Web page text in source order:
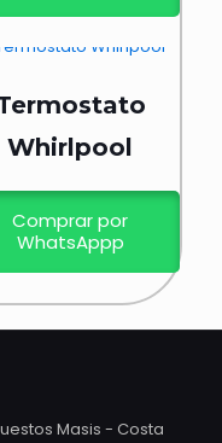
Whirlpool
Comprar por
WhatsAppp
Masis - Costa